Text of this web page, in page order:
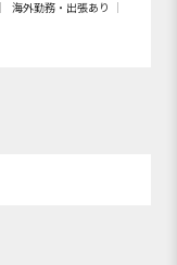
海外勤務・出張あり